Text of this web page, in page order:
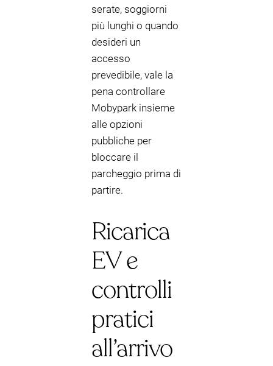
serate, soggiorni
più lunghi o quando
desideri un
accesso
prevedibile, vale la
pena controllare
Mobypark insieme
alle opzioni
pubbliche per
bloccare il
parcheggio prima di
partire.
Ricarica
EV e
controlli
pratici
all’arrivo